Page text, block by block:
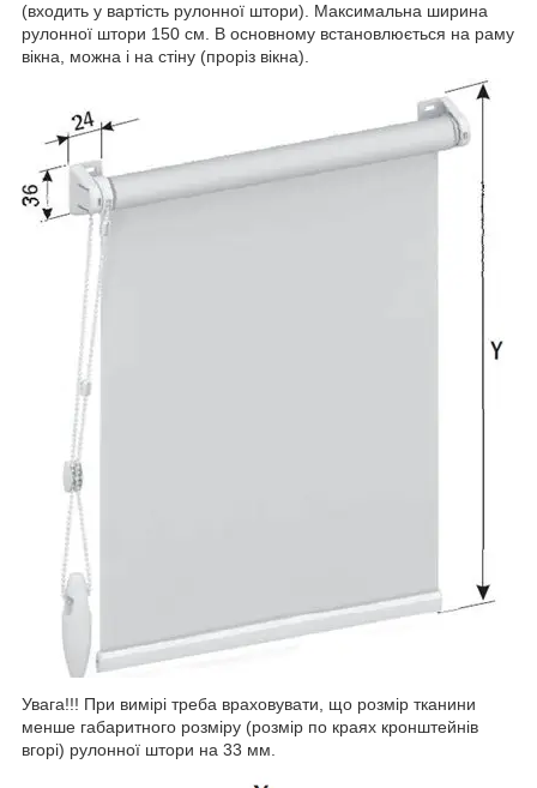
(входить у вартість рулонної штори). Максимальна ширина
рулонної штори 150 см. В основному встановлюється на раму
вікна, можна і на стіну (проріз вікна).
Увага!!! При вимірі треба враховувати, що розмір тканини
менше габаритного розміру (розмір по краях кронштейнів
вгорі) рулонної штори на 33 мм.